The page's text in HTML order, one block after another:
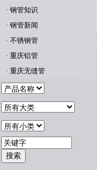
· 钢管知识
· 钢管新闻
· 不锈钢管
· 重庆铝管
· 重庆无缝管